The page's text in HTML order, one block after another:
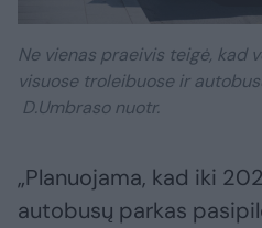
Ne vienas praeivis teigė, kad
visuose troleibuose ir
D.Umbraso nuotr.
„Planuojama, kad iki
autobusų parkas